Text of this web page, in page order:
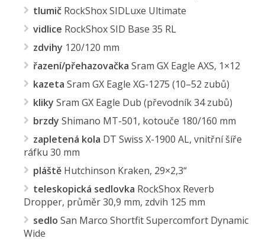
tlumič RockShox SIDLuxe Ultimate
vidlice RockShox SID Base 35 RL
zdvihy 120/120 mm
řazení/přehazovačka Sram GX Eagle AXS, 1×12
kazeta Sram GX Eagle XG-1275 (10–52 zubů)
kliky Sram GX Eagle Dub (převodník 34 zubů)
brzdy Shimano MT-501, kotouče 180/160 mm
zapletená kola DT Swiss X-1900 AL, vnitřní šíře
ráfku 30 mm
pláště Hutchinson Kraken, 29×2,3“
teleskopická sedlovka RockShox Reverb
Dropper, průměr 30,9 mm, zdvih 125 mm
sedlo San Marco Shortfit Supercomfort Dynamic
Wide